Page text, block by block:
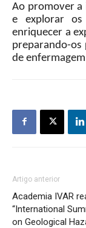
Ao promover a
e explorar os
enriquecer a
preparando-os
de
Artigo anterior
Academia IVAR
“International
on Geological